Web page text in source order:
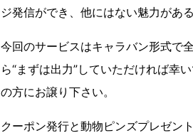
ジ発信ができ、他にはない魅力があ
今回のサービスはキャラバン形式で
ら“まずは出力”していただければ幸
の方にお譲り下さい。
クーポン発行と動物ピンズプレゼン